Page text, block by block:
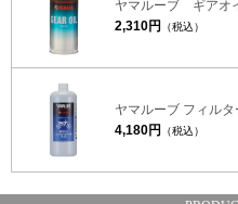
ヤマルーブ ギアオ
2,310円 （税込）
ヤマルーブ フィル
4,180円 （税込）